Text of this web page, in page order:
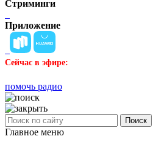
Стриминги
Приложение
Сейчас в эфире:
помочь радио
Поиск
Главное меню